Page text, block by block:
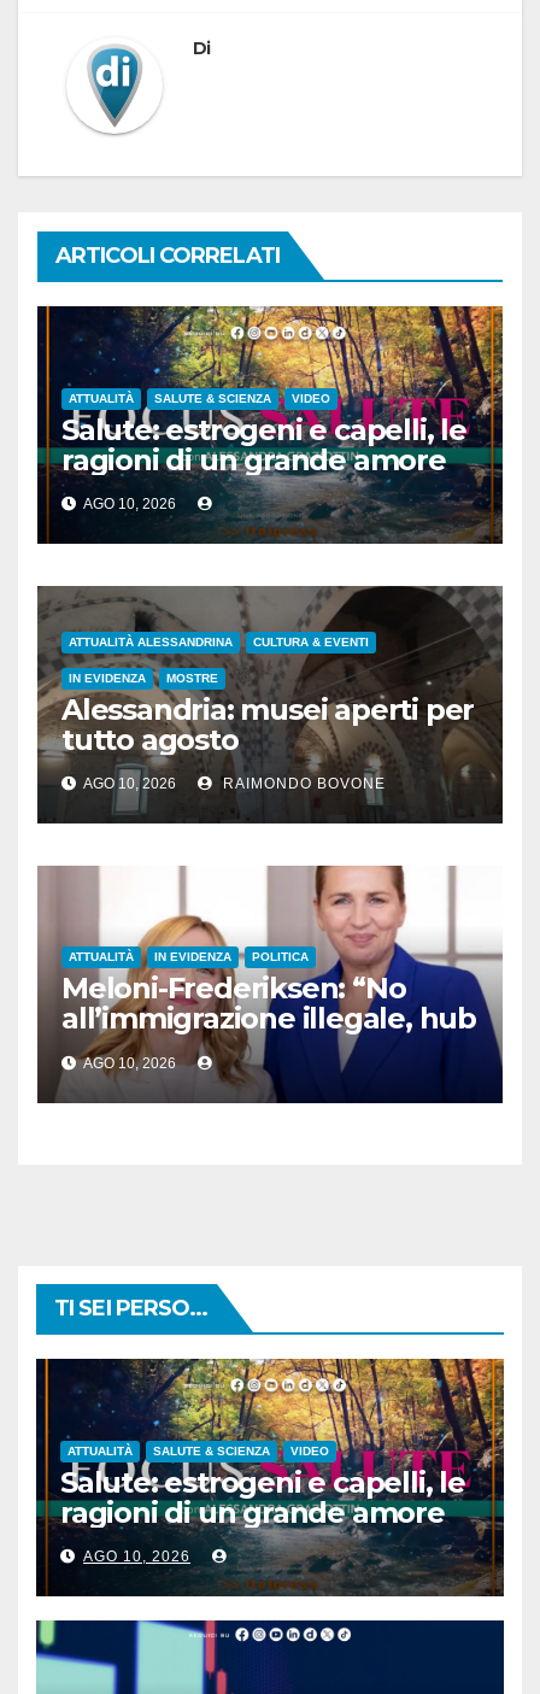
Di
ARTICOLI CORRELATI
ATTUALITÀ SALUTE & SCIENZA VIDEO
Salute: estrogeni e capelli, le
ragioni di un grande amore
AGO 10, 2026
ATTUALITÀ ALESSANDRINA CULTURA & EVENTI
IN EVIDENZA MOSTRE
Alessandria: musei aperti per
tutto agosto
AGO 10, 2026 RAIMONDO BOVONE
ATTUALITÀ IN EVIDENZA POLITICA
Meloni-Frederiksen: “No
all’immigrazione illegale, hub
di rimpatrio in Paesi terzi”
AGO 10, 2026
TI SEI PERSO...
ATTUALITÀ SALUTE & SCIENZA VIDEO
Salute: estrogeni e capelli, le
ragioni di un grande amore
AGO 10, 2026